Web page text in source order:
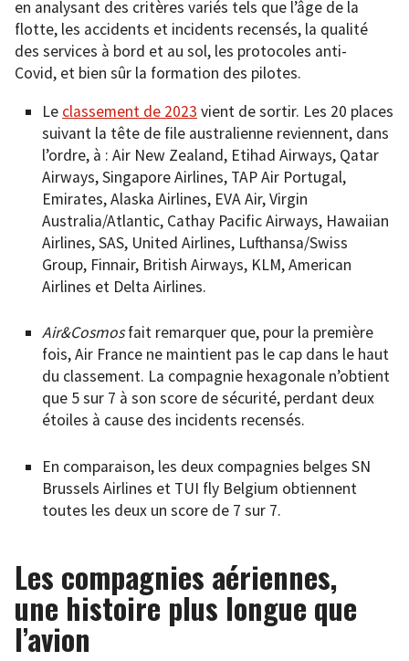
en analysant des critères variés tels que l’âge de la
flotte, les accidents et incidents recensés, la qualité
des services à bord et au sol, les protocoles anti-
Covid, et bien sûr la formation des pilotes.
Le classement de 2023 vient de sortir. Les 20 places
suivant la tête de file australienne reviennent, dans
l’ordre, à : Air New Zealand, Etihad Airways, Qatar
Airways, Singapore Airlines, TAP Air Portugal,
Emirates, Alaska Airlines, EVA Air, Virgin
Australia/Atlantic, Cathay Pacific Airways, Hawaiian
Airlines, SAS, United Airlines, Lufthansa/Swiss
Group, Finnair, British Airways, KLM, American
Airlines et Delta Airlines.
Air&Cosmosfait remarquer que, pour la première
fois, Air France ne maintient pas le cap dans le haut
du classement. La compagnie hexagonale n’obtient
que 5 sur 7 à son score de sécurité, perdant deux
étoiles à cause des incidents recensés.
En comparaison, les deux compagnies belges SN
Brussels Airlines et TUI fly Belgium obtiennent
toutes les deux un score de 7 sur 7.
Les compagnies aériennes,
une histoire plus longue que
l’avion